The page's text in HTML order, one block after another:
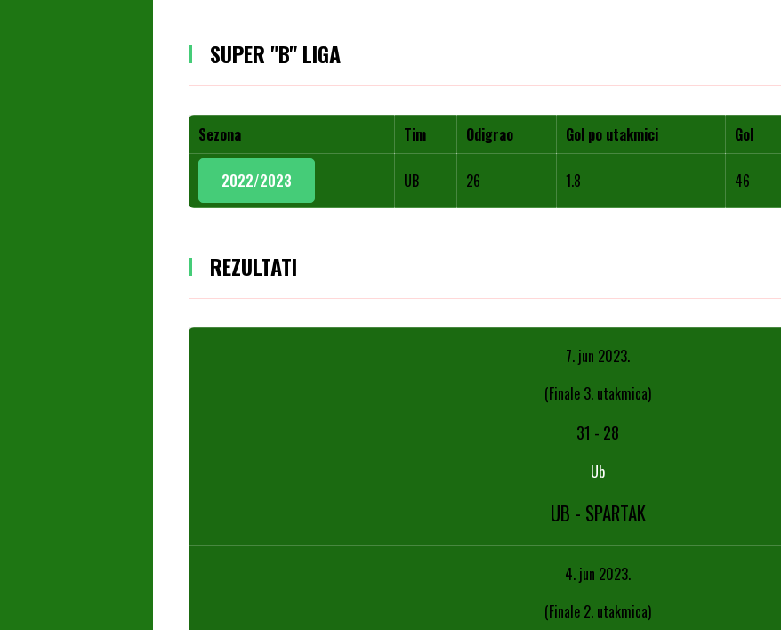
SUPER "B" LIGA
Sezona Tim Odigrao Gol po utakmici Gol
2022/2023 UB 26 1.8 46
REZULTATI
7. jun 2023.
(Finale 3. utakmica)
31 - 28
Ub
UB - SPARTAK
4. jun 2023.
(Finale 2. utakmica)